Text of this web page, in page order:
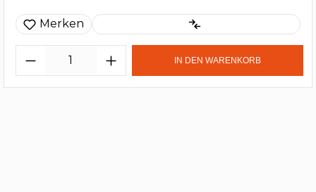
Merken
IN DEN WARENKORB